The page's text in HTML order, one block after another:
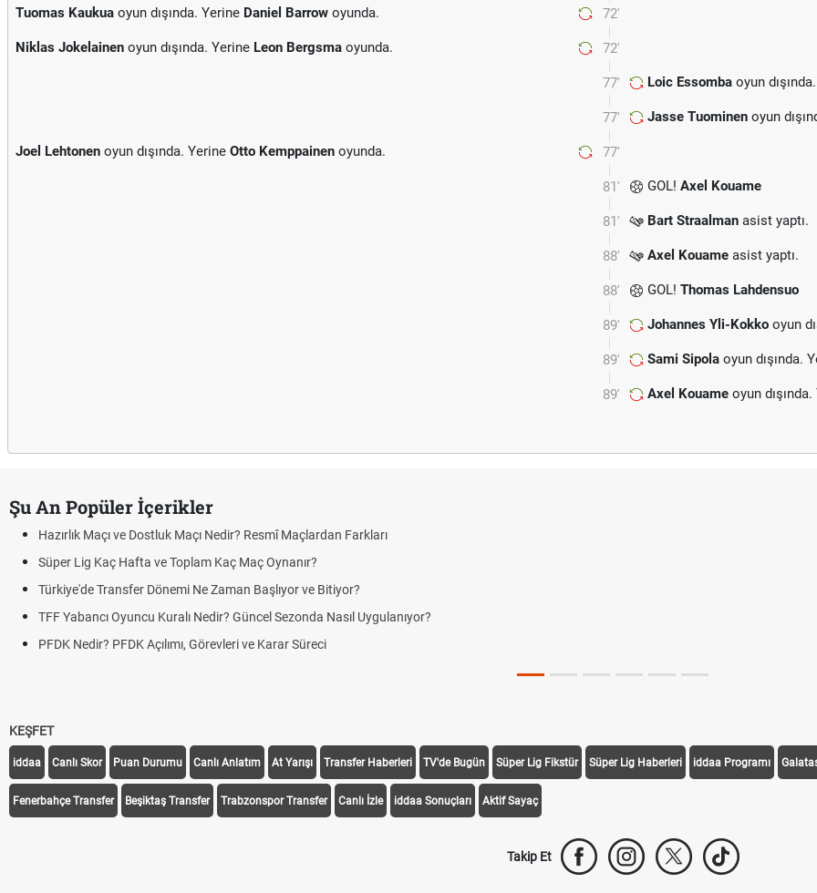
72'
Tuomas Kaukua oyun dışında. Yerine Daniel Barrow oyunda.
72'
Niklas Jokelainen oyun dışında. Yerine Leon Bergsma oyunda.
77' Loic Essomba oyun
77' Jasse Tuominen oyun
77'
Joel Lehtonen oyun dışında. Yerine Otto Kemppainen oyunda.
81' GOL! Axel Kouame
81' Bart Straalman asist yaptı.
88' Axel Kouame asist yaptı.
88' GOL! Thomas Lahdensuo
89' Johannes Yli-Kokko oyun
89' Sami Sipola oyun dışında.
89' Axel Kouame oyun
Şu An Popüler İçerikler
Hazırlık Maçı ve Dostluk Maçı Nedir? Resmî Maçlardan Farkları
Süper Lig Kaç Hafta ve Toplam Kaç Maç Oynanır?
Türkiye'de Transfer Dönemi Ne Zaman Başlıyor ve Bitiyor?
TFF Yabancı Oyuncu Kuralı Nedir? Güncel Sezonda Nasıl Uygulanıyor?
PFDK Nedir? PFDK Açılımı, Görevleri ve Karar Süreci
KEŞFET
iddaa Canlı Skor Puan Durumu Canlı Anlatım At Yarışı Transfer Haberleri TV'de Bugün Süper Lig Fikstür Süper Lig Haberleri iddaa Programı
Fenerbahçe Transfer Beşiktaş Transfer Trabzonspor Transfer Canlı İzle iddaa Sonuçları Aktif Sayaç
Takip Et